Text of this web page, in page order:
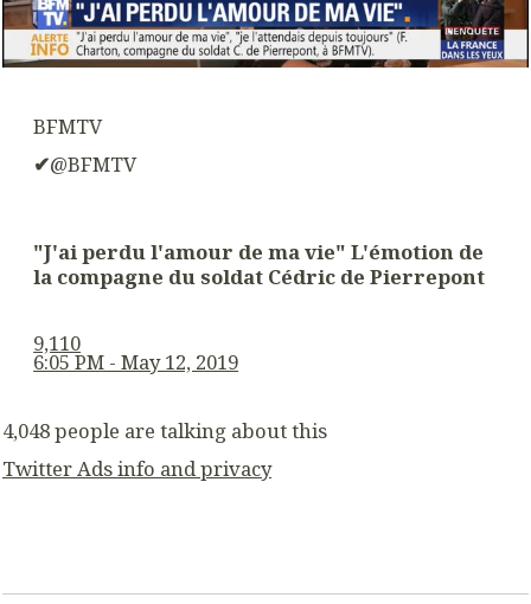
BFMTV
✔@BFMTV
"J'ai perdu l'amour de ma vie" L'émotion de
la compagne du soldat Cédric de Pierrepont
9,110
6:05 PM - May 12, 2019
4,048 people are talking about this
Twitter Ads info and privacy